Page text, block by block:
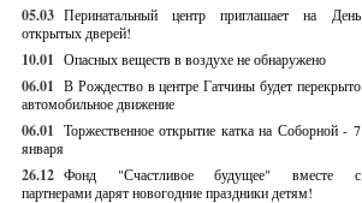
05.03 Перинатальный центр приглашает на День
открытых дверей!
10.01 Опасных веществ в воздухе не обнаружено
06.01 В Рождество в центре Гатчины будет перекрыто
автомобильное движение
06.01 Торжественное открытие катка на Соборной - 7
января
26.12 Фонд "Счастливое будущее" вместе с
партнерами дарят новогодние праздники детям!